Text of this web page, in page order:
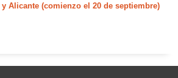
Alicante (comienzo el 20 de septiembre)